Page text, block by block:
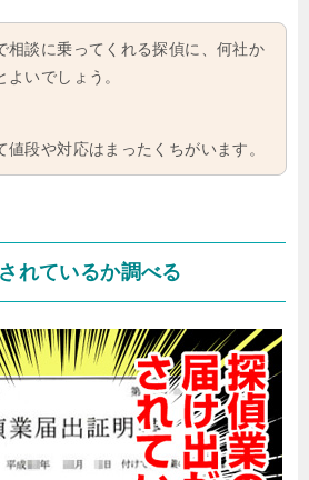
相談に乗ってくれる探偵に、何社か
よいでしょう。
値段や対応はまったくちがいます。
れているか調べる